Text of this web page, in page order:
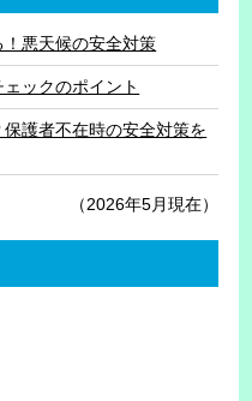
悪天候の安全対策
ックのポイント
護者不在時の安全対策を
（2026年5月現在）